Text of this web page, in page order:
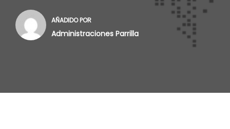
AÑADIDO POR
Administraciones Parrilla